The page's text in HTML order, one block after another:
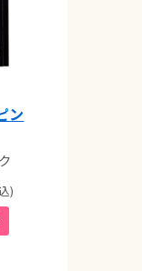
ン
)